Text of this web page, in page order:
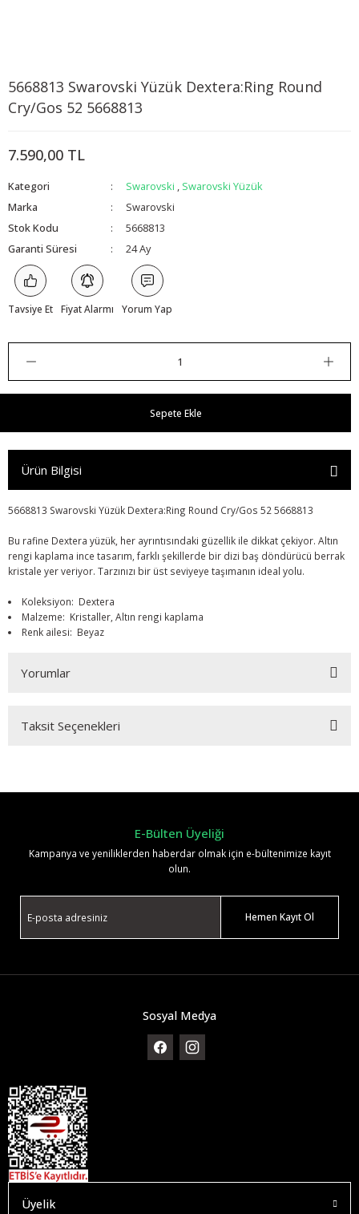
5668813 Swarovski Yüzük Dextera:Ring Round
Cry/Gos 52 5668813
7.590,00 TL
Kategori Swarovski , Swarovski Yüzük
Marka
Swarovski
Stok Kodu
5668813
Garanti Süresi
24 Ay
Tavsiye Et Fiyat Alarmı Yorum Yap
Sepete Ekle
Ürün Bilgisi
5668813 Swarovski Yüzük Dextera:Ring Round Cry/Gos 52 5668813
Bu rafine Dextera yüzük, her ayrıntısındaki güzellik ile dikkat çekiyor. Altın
rengi kaplama ince tasarım, farklı şekillerde bir dizi baş döndürücü berrak
kristale yer veriyor. Tarzınızı bir üst seviyeye taşımanın ideal yolu.
Koleksiyon: Dextera
Malzeme: Kristaller, Altın rengi kaplama
Renk ailesi: Beyaz
Yorumlar
Taksit Seçenekleri
E-Bülten Üyeliği
Kampanya ve yeniliklerden haberdar olmak için e-bültenimize kayıt
olun.
Hemen Kayıt Ol
Sosyal Medya
Üyelik